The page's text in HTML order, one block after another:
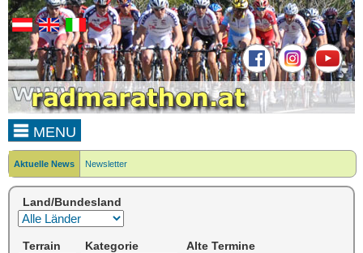
MENU
Aktuelle News Newsletter
Land/Bundesland
Terrain Kategorie Alte Termine